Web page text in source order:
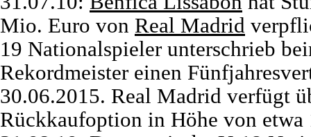
Mio. Euro von Real Madrid
19 Nationalspieler unterschrieb
Rekordmeister einen
30.06.2015. Real Madrid verfügt
Rückkaufoption in Höhe von